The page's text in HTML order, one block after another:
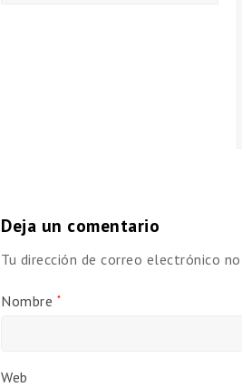
Deja un comentario
Tu dirección de correo electrónico
Nombre *
Web